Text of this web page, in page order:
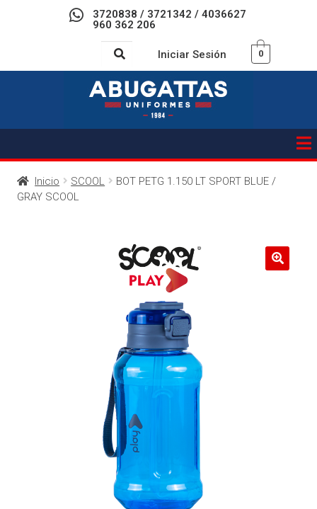
3720838 / 3721342 / 4036627
960 362 206
Iniciar Sesión 0
Inicio SCOOL
BOT PETG 1.150 LT SPORT BLUE /
GRAY SCOOL